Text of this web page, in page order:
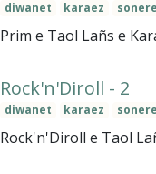
diwanet karaez
Prim e Taol Lañs e
Rock'n'Diroll - 2
diwanet karaez
Rock'n'Diroll e Taol